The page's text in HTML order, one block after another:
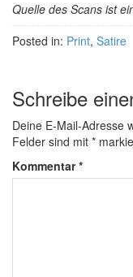
Quelle des Scans ist
Posted in: Print, Satire
Schreibe
Deine E-Mail-Adresse
Felder sind mit *
Kommentar*